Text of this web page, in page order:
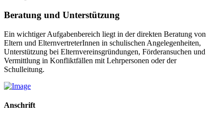
Beratung und Unterstützung
Ein wichtiger Aufgabenbereich liegt in der direkten Beratung von
Eltern und ElternvertreterInnen in schulischen Angelegenheiten,
Unterstützung bei Elternvereinsgründungen, Förderansuchen und
Vermittlung in Konfliktfällen mit Lehrpersonen oder der
Schulleitung.
Anschrift